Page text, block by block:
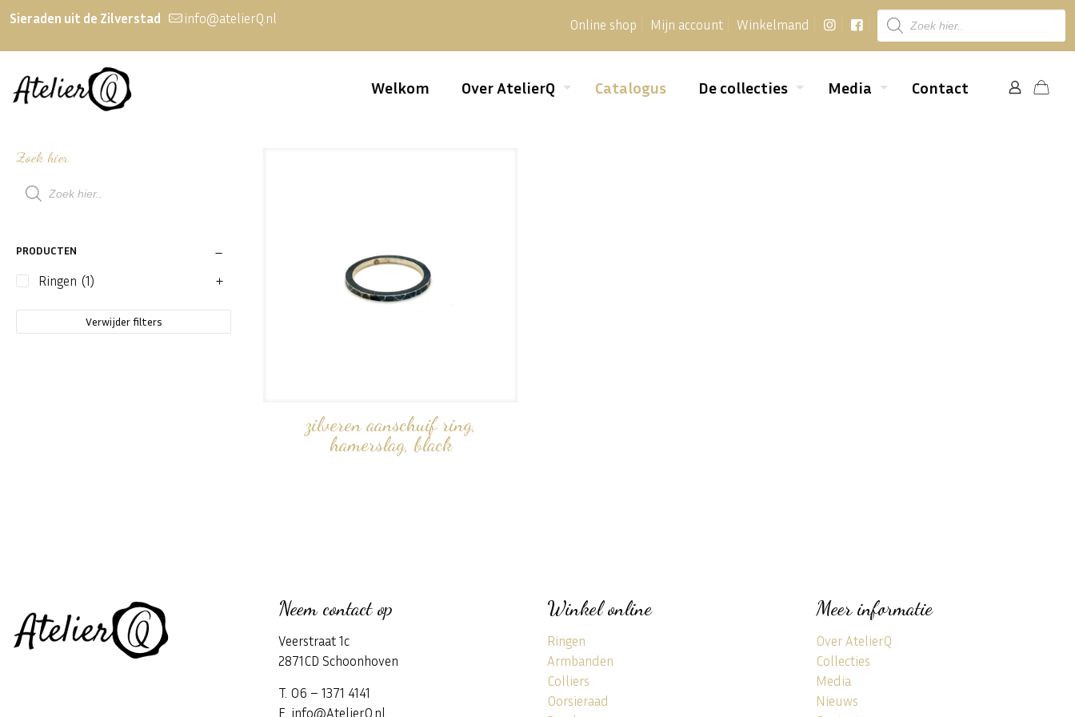
Sieraden uit de Zilverstad info@atelierQ.nl Online shop Mijn account Winkelmand
Producten
zoeken
Welkom Over AtelierQ Catalogus De collecties Media Contact
zilveren aanschuif ring,
hamerslag, black
Zoek hier
Producten
zoeken
PRODUCTEN
Ringen (1)
Verwijder filters
Neem contact op
Veerstraat 1c
2871CD Schoonhoven
T. 06 – 1371 4141
E. info@AtelierQ.nl
Winkel online
Ringen
Armbanden
Colliers
Oorsieraad
Meer informatie
Over AtelierQ
Collecties
Media
Nieuws